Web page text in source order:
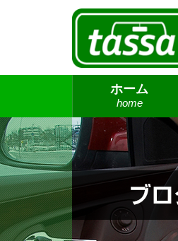
ホーム
home